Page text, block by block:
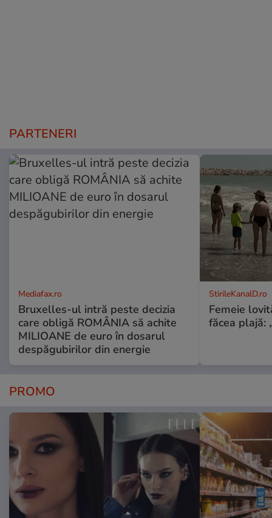
PARTENERI
Mediafax.ro
Bruxelles-ul intră peste decizia
care obligă ROMÂNIA să achite
MILIOANE de euro în dosarul
despăgubirilor din energie
StirileKanalD.ro
Femeie
făcea plajă:
PROMO